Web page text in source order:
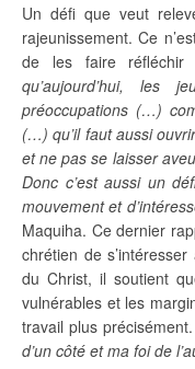
Un défi que veut
rajeunissement. Ce
de les faire
qu’aujourd’hui, les
préoccupations (…)
(…) qu’il faut aussi
et ne pas se laisser
Donc c’est aussi un
mouvement et
Maquiha. Ce dernier
chrétien de
du Christ, il soutient
vulnérables et les
travail plus précisément.
d’un côté et ma foi de